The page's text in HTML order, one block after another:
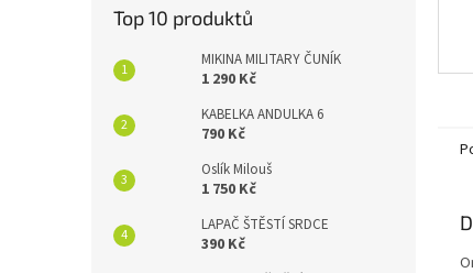
Top 10 produktů
MIKINA MILITARY ČUNÍK
1 290 Kč
KABELKA ANDULKA 6
790 Kč
Oslík Milouš
1 750 Kč
LAPAČ ŠTĚSTÍ SRDCE
390 Kč